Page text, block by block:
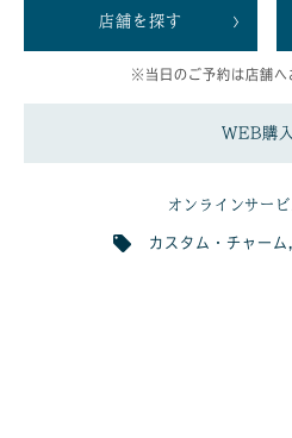
店舗を探す
※当日のご予約は店舗へ
WEB購
オンラインサービ
カスタム・チャーム